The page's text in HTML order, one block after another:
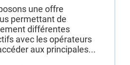
une offre
permettant de
différentes
avec les opérateurs
aux principales...